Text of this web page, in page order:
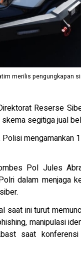
merilis pengungkapan
Reserse
segitiga jual
mengamankan
Pol Jules
dalam menjaga
saat ini turut
manipulasi
saat